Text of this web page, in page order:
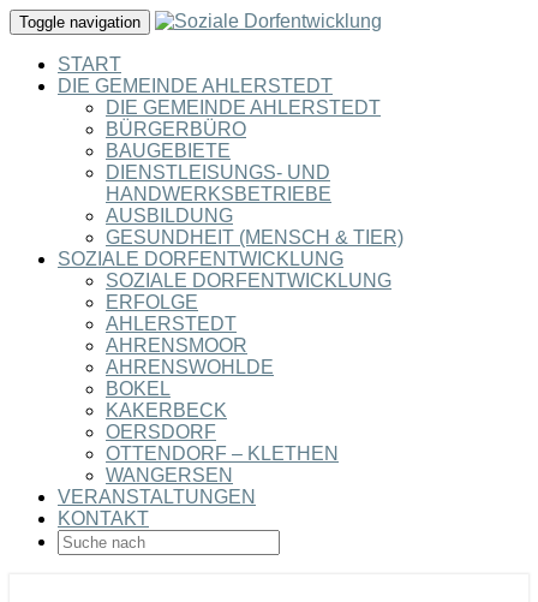
Toggle navigation
START
DIE GEMEINDE AHLERSTEDT
DIE GEMEINDE AHLERSTEDT
BÜRGERBÜRO
BAUGEBIETE
DIENSTLEISUNGS- UND
HANDWERKSBETRIEBE
AUSBILDUNG
GESUNDHEIT (MENSCH & TIER)
SOZIALE DORFENTWICKLUNG
SOZIALE DORFENTWICKLUNG
ERFOLGE
AHLERSTEDT
AHRENSMOOR
AHRENSWOHLDE
BOKEL
KAKERBECK
OERSDORF
OTTENDORF – KLETHEN
WANGERSEN
VERANSTALTUNGEN
KONTAKT
SEARCH
ICON